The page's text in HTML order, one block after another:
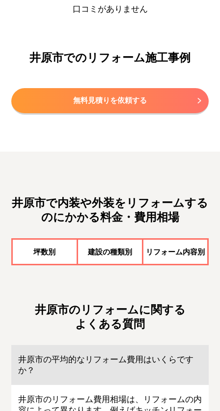
口コミがありません
井原市でのリフォーム施工事例
無料見積りを依頼する
井原市で内装や外装をリフォームする
のにかかる料金・費用相場
坪数別 建設の種類別 リフォーム内容別
井原市のリフォームに関する
よくある質問
井原市の平均的なリフォーム費用はいくらです
か？
井原市のリフォーム費用相場は、リフォームの内